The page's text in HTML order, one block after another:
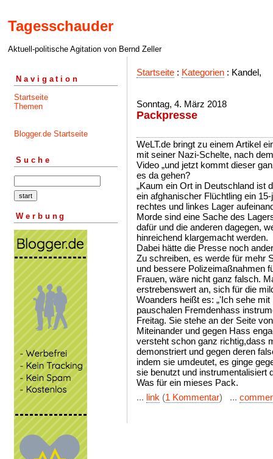
Tagesschauder
Aktuell-politische Agitation von Bernd Zeller
Navigation
Startseite
Themen
Blogger.de Startseite
Suche
Werbung
Startseite : Kategorien : Kandel,
Sonntag, 4. März 2018
Packpresse
WeLT.de bringt zu einem Artikel
mit seiner Nazi-Schelte, nach
Video „und jetzt kommt dieser
es da gehen?
„Kaum ein Ort in Deutschland ist
ein afghanischer Flüchtling ein
rechtes und linkes Lager
Morde sind eine Sache des
dafür und die anderen dagegen,
hinreichend klargemacht werden.
Dabei hätte die Presse noch
Zu schreiben, es werde für mehr
und bessere Polizeimaßnahmen
Frauen, wäre nicht ganz falsch.
erstrebenswert an, sich für die
Woanders heißt es: „'Ich sehe
pauschalen Fremdenhass
Freitag. Sie stehe an der Seite
Miteinander und gegen Hass
versteht schon ganz richtig,dass
demonstriert und gegen deren
indem sie umdeutet, es ginge
sie benutzt und instrumentalisiert
Was für ein mieses Pack.
... link (1 Kommentar) ...